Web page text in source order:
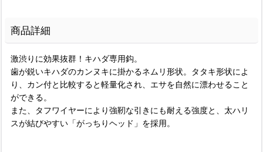
商品詳細
激渋りに効果抜群！キハダ専用鈎。
歯が鋭いキハダのカンヌキに掛かるネムリ形状。タタキ形状によ
り、カン付と比較すると軽量化され、エサを自然に漂わせること
ができる。
また、タフワイヤーにより強靭な引きにも耐える強度と、太ハリ
スが結びやすい「がっちりヘッド」を採用。